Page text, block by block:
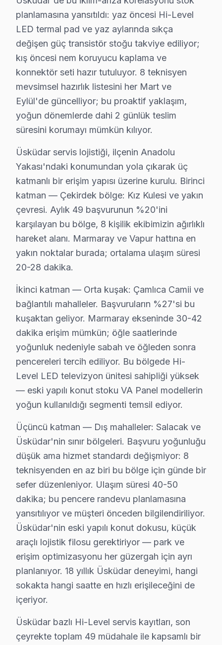
bu TV Tamir Sürecinde Şeffaflık
Acıbadem'da Hi-Level TV Servisi
Acıbadem mahallesi, eski binaların yoğun olduğu bir
Ahmediye'de Hi-Level TV Servisi
Ahmediye, modern konutlar ve çeşitli elektrik
Altunizade'de Hi-Level TV Servisi
Altunizade, hem tarihi hem de modern yapıların bir
Aziz Mahmut Hüdayi'de Hi-Level TV Servisi
Aziz Mahmut Hüdayi mahallesi, sakinlerinin televizyon
Bahçelievler'de Hi-Level TV Servisi
Bahçelievler, çok katlı binalardan oluşan bir yerleşim
Barbaros'da bu cihaz TV Servisi
Barbaros mahallesi, çeşitli yapılaşma olanaklarıyla
Beylerbeyi'nde bu TV TV Servisi
Beylerbeyi, hem tarihi yapıları hem de modern
Bulgurlu'da Hi-Level TV Servisi
Bulgurlu, çoğunlukla yeni yapıların bulunduğu ve
Burhaniye'de Hi-Level TV Servisi
Burhaniye mahallesi, sakinlerinin televizyon
Cumhuriyet'te Hi-Level TV Servisi
Cumhuriyet mahallesi, çeşitli konut projeleri ile dikkat
Çengelköy'de Hi-Level TV Servisi
Çengelköy, tarihi ve doğal güzellikleriyle öne çıkan
Ferah'ta Hi-Level TV Servisi
Ferah mahallesi, sakinlerinin televizyon arızaları ile
Güzeltepe'de Hi-Level TV Servisi
Güzeltepe Mahallesi, sakin ve huzurlu bir yaşam
İcadiye'de Hi-Level TV Servisi
İcadiye Mahallesi, yoğun yaşam tarzı ve dinamik
Kandilli'de Hi-Level TV Servisi
Kandilli Mahallesi, Boğaz manzarasıyla ünlü olup,
Kısıklı'da Hi-Level TV Servisi
planlamasına yansıtıldı: yaz öncesi Hi-Level
LED termal pad ve yaz aylarında sıkça
değişen güç transistör stoğu takviye ediliyor;
kış öncesi nem koruyucu kaplama ve
konnektör seti hazır tutuluyor. 8 teknisyen
mevsimsel hazırlık listesini her Mart ve
Eylül'de güncelliyor; bu proaktif yaklaşım,
yoğun dönemlerde dahi 2 günlük teslim
süresini korumayı mümkün kılıyor.
Üsküdar servis lojistiği, ilçenin Anadolu
Yakası'ndaki konumundan yola çıkarak üç
katmanlı bir erişim yapısı üzerine kurulu. Birinci
katman — Çekirdek bölge: Kız Kulesi ve yakın
çevresi. Aylık 49 başvurunun %20'ini
karşılayan bu bölge, 8 kişilik ekibimizin ağırlıklı
hareket alanı. Marmaray ve Vapur hattına en
yakın noktalar burada; ortalama ulaşım süresi
20-28 dakika.
İkinci katman — Orta kuşak: Çamlıca Camii ve
bağlantılı mahalleler. Başvuruların %27'si bu
kuşaktan geliyor. Marmaray ekseninde 30-42
dakika erişim mümkün; öğle saatlerinde
yoğunluk nedeniyle sabah ve öğleden sonra
pencereleri tercih ediliyor. Bu bölgede Hi-
Level LED televizyon ünitesi sahipliği yüksek
— eski yapılı konut stoku VA Panel modellerin
yoğun kullanıldığı segmenti temsil ediyor.
Üçüncü katman — Dış mahalleler: Salacak ve
Üsküdar'nin sınır bölgeleri. Başvuru yoğunluğu
düşük ama hizmet standardı değişmiyor: 8
teknisyenden en az biri bu bölge için günde bir
sefer düzenleniyor. Ulaşım süresi 40-50
dakika; bu pencere randevu planlamasına
yansıtılıyor ve müşteri önceden bilgilendiriliyor.
Üsküdar'nin eski yapılı konut dokusu, küçük
araçlı lojistik filosu gerektiriyor — park ve
erişim optimizasyonu her güzergah için ayrı
planlanıyor. 18 yıllık Üsküdar deneyimi, hangi
sokakta hangi saatte en hızlı erişileceğini de
içeriyor.
Üsküdar bazlı Hi-Level servis kayıtları, son
çeyrekte toplam 49 müdahale ile kapsamlı bir